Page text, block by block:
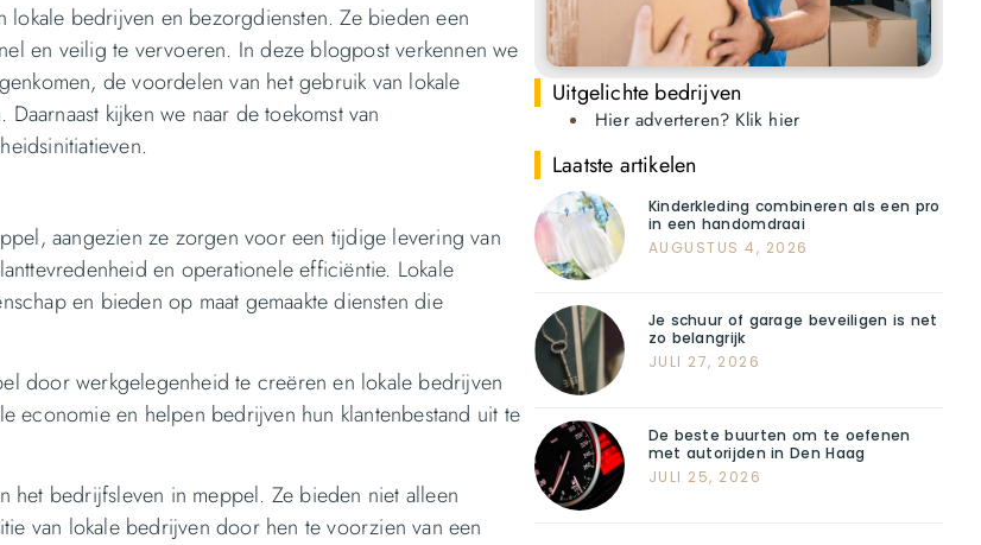
bedrijven en bezorgdiensten. Ze bieden een
en veilig te vervoeren. In deze blogpost verkennen we
de voordelen van het gebruik van lokale
kijken we naar de toekomst van
aangezien ze zorgen voor een tijdige levering van
en operationele efficiëntie. Lokale
en bieden op maat gemaakte diensten die
door werkgelegenheid te creëren en lokale bedrijven
economie en helpen bedrijven hun klantenbestand uit te
het bedrijfsleven in meppel. Ze bieden niet alleen
van lokale bedrijven door hen te voorzien van een
Uitgelichte bedrijven
Hier adverteren? Klik hier
Laatste artikelen
Kinderkleding combineren als een pro
in een handomdraai
AUGUSTUS 4, 2026
Je schuur of garage beveiligen is net
zo belangrijk
JULI 27, 2026
De beste buurten om te oefenen
met autorijden in Den Haag
JULI 25, 2026